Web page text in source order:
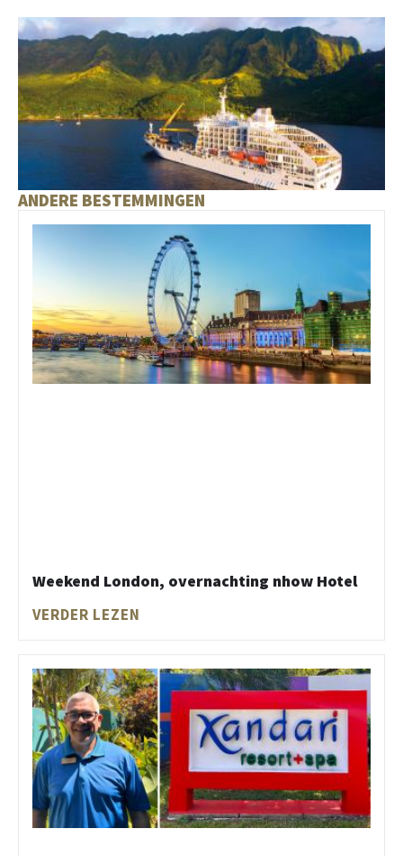
ANDERE BESTEMMINGEN
Weekend London, overnachting nhow Hotel
VERDER LEZEN